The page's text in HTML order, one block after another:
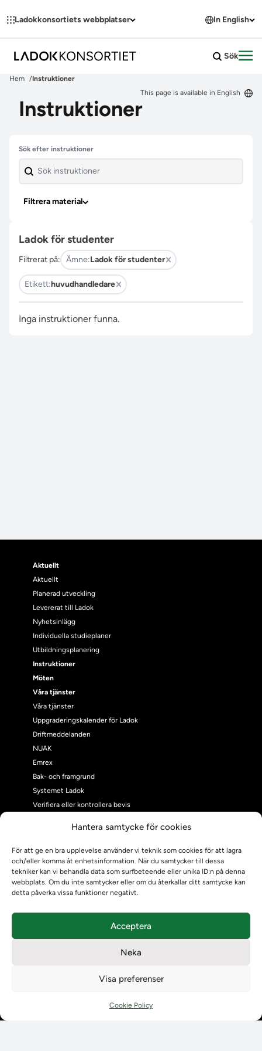
Hantera samtycke för cookies
För att ge en bra upplevelse använder vi teknik som cookies för att lagra
och/eller komma åt enhetsinformation. När du samtycker till dessa
tekniker kan vi behandla data som surfbeteende eller unika ID:n på denna
webbplats. Om du inte samtycker eller om du återkallar ditt samtycke kan
detta påverka vissa funktioner negativt.
Acceptera
Neka
Visa preferenser
Cookie Policy
Ladokkonsortiets webbplatser In English
Sök
Hem
Instruktioner
This page is available in English
Instruktioner
Hoppa över filter
Sök efter instruktioner
Filtrera material
Ladok för studenter
Filtrerat på: Ämne:Ladok för studenter
Etikett:huvudhandledare
Inga instruktioner funna.
Aktuellt
Aktuellt
Planerad utveckling
Levererat till Ladok
Nyhetsinlägg
Individuella studieplaner
Utbildningsplanering
Instruktioner
Möten
Våra tjänster
Våra tjänster
Uppgraderingskalender för Ladok
Driftmeddelanden
NUAK
Emrex
Bak- och framgrund
Systemet Ladok
Verifiera eller kontrollera bevis
Om oss
Om Ladokkonsortiet
Ladokkonsortiet internationellt
Vision, strategi och produktplan
Kontaktuppgifter för studenters Ladoksupport